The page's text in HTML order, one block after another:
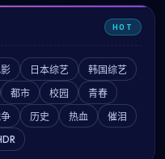
HOT
日本综艺
韩国综艺
都市 校园
青春
历史 热血
催泪